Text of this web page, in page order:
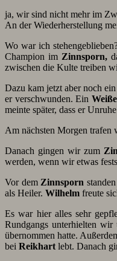
ja, wir sind nicht mehr im
An der Wiederherstellung
Wo war ich
Champion im Zinnsporn,
zwischen die Kulte treiben
Dazu kam jetzt aber noch
er verschwunden. Ein
meinte später, dass er
Am nächsten Morgen trafen
Danach gingen wir zum
werden, wenn wir etwas
Vor dem Zinnsporn
als Heiler. Wilhelm freute
Es war hier alles sehr
Rundgangs unterhielten
übernommen hatte.
bei Reikhart lebt. Danach